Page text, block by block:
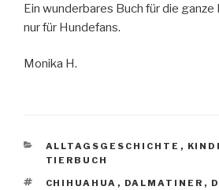
Ein wunderbares Buch für die
nur für Hundefans.
Monika H.
KATEGORIEN
ALLTAGSGESCHICHTE ,
TIERBUCH
SCHLAGWÖRTER
CHIHUAHUA , DALMATINER ,